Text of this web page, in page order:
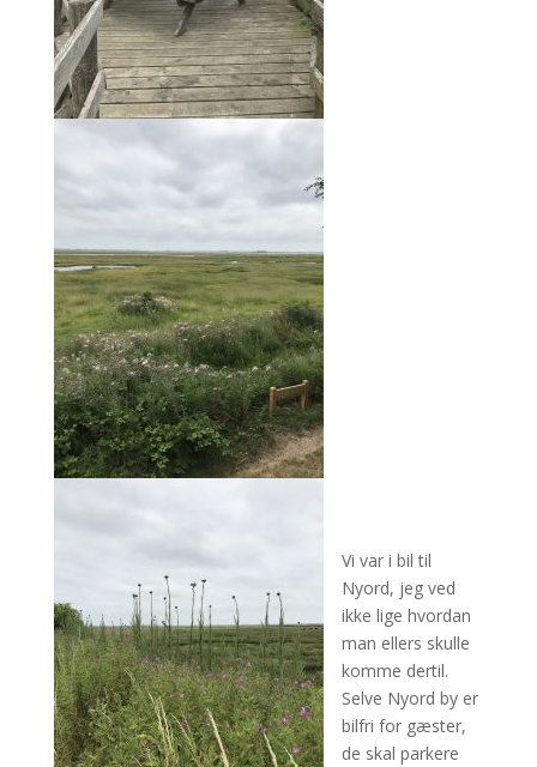
Vi var i bil til
Nyord, jeg ved
ikke lige hvordan
man ellers skulle
komme dertil.
Selve Nyord by er
bilfri for gæster,
de skal parkere